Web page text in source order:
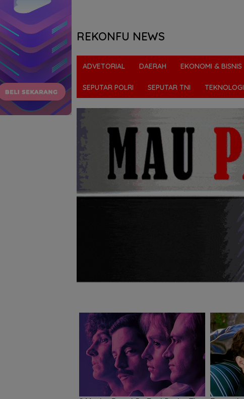
REKONFU NEWS
Berani
Transparan
ADVETORIAL DAERAH EKONOMI & BISNIS
SEPUTAR POLRI SEPUTAR TNI TEKNOLOGI